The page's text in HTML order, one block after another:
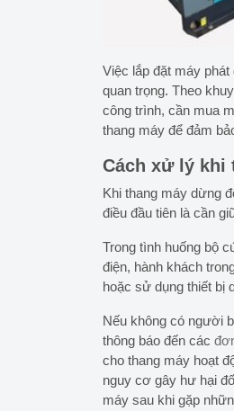
Việc lắp đặt máy
quan trọng. Theo
công trình, cần mua
thang máy để đảm
Cách xử lý khi
Khi thang máy dừng
điều đầu tiên là cần
Trong tình huống bộ
điện, hành khách
hoặc sử dụng thiết bị
Nếu không có người
thông báo đến các
cho thang máy hoạt
nguy cơ gây hư hại
máy sau khi gặp